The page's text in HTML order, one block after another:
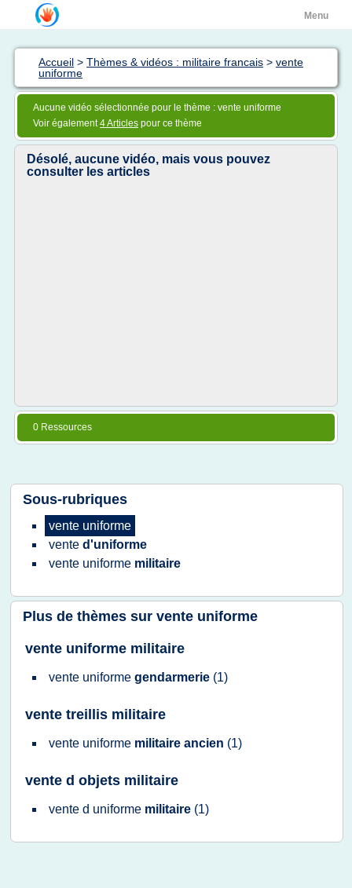
Menu
Accueil > Thèmes & vidéos : militaire francais > vente
uniforme
Aucune vidéo sélectionnée pour le thème : vente uniforme
Voir également4 Articles pour ce thème
Désolé, aucune vidéo, mais vous pouvez
consulter les articles
0 Ressources
Sous-rubriques
vente uniforme
vente d'uniforme
vente uniforme militaire
Plus de thèmes sur vente uniforme
vente uniforme militaire
vente uniforme gendarmerie (1)
vente treillis militaire
vente uniforme militaire ancien (1)
vente d objets militaire
vente d uniforme militaire (1)